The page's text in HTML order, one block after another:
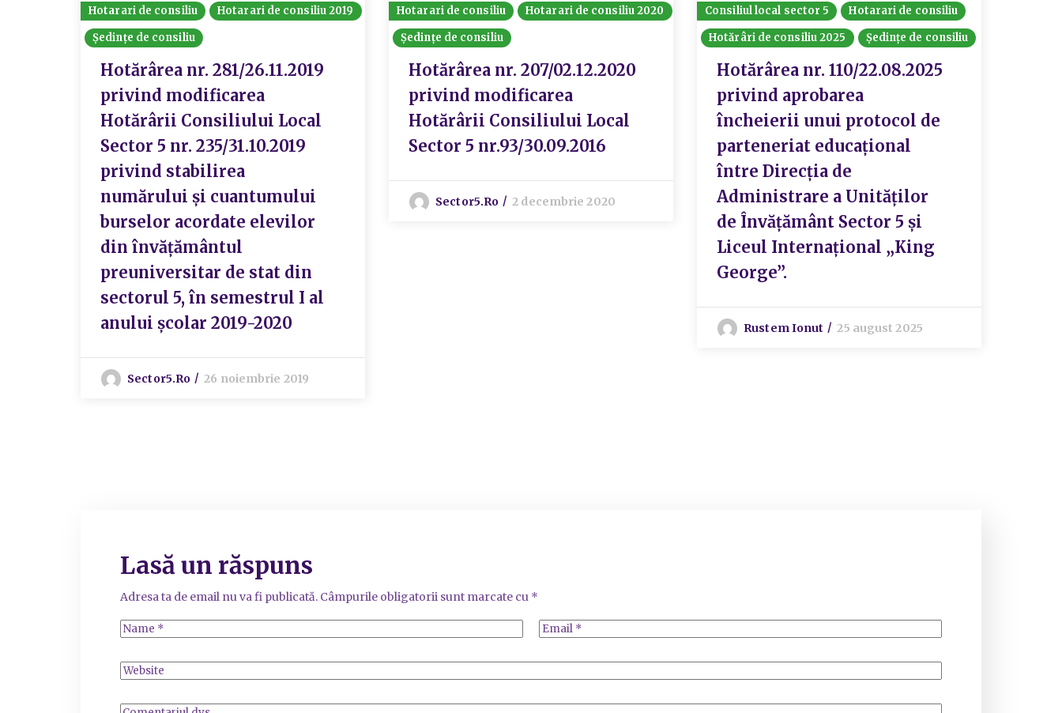
Hotarari de consiliu
Hotarari de consiliu 2019
Ședințe de consiliu
Hotărârea nr. 281/26.11.2019
privind modificarea
Hotărârii Consiliului Local
Sector 5 nr. 235/31.10.2019
privind stabilirea
numărului şi cuantumului
burselor acordate elevilor
din învățământul
preuniversitar de stat din
sectorul 5, în semestrul I al
anului școlar 2019-2020
Sector5.ro 26 noiembrie 2019
Hotarari de consiliu
Hotarari de consiliu 2020
Ședințe de consiliu
Hotărârea nr. 207/02.12.2020
privind modificarea
Hotărârii Consiliului Local
Sector 5 nr.93/30.09.2016
Sector5.ro 2 decembrie 2020
Consiliul local sector 5
Hotarari de consiliu
Hotărâri de consiliu 2025
Ședințe de consiliu
Hotărârea nr. 110/22.08.2025
privind aprobarea
încheierii unui protocol de
parteneriat educațional
între Direcția de
Administrare a Unităților
de Învățământ Sector 5 și
Liceul Internațional „King
George”.
Rustem Ionut 25 august 2025
Lasă un răspuns
Adresa ta de email nu va fi publicată. Câmpurile obligatorii sunt marcate cu *